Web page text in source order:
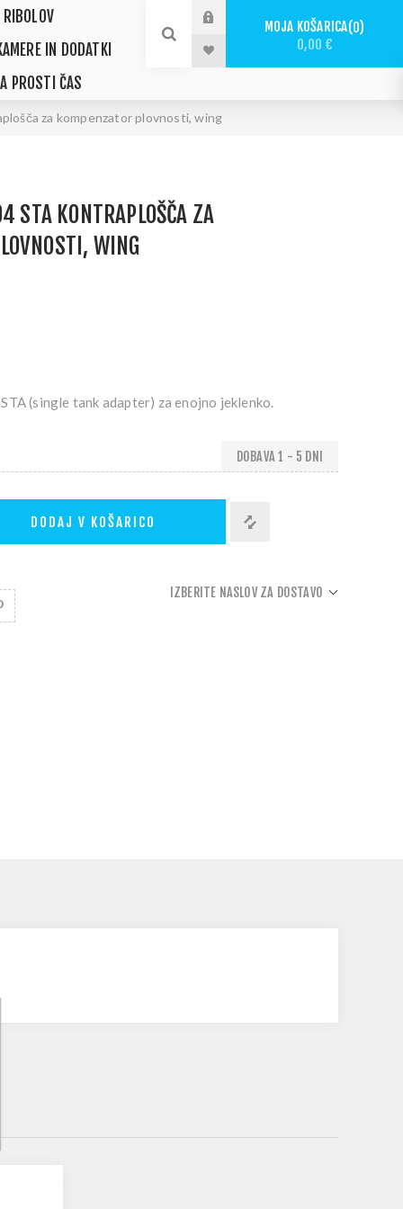
IN DODATKI
PROSTI ČAS
MOJA KOŠARICA 0
0,00 €
za kompenzator plovnosti, wing
STA KONTRAPLOŠČA ZA
WING
(single tank adapter) za enojno jeklenko.
DOBAVA 1 - 5 DNI
DODAJ V KOŠARICO
IZBERITE NASLOV ZA DOSTAVO